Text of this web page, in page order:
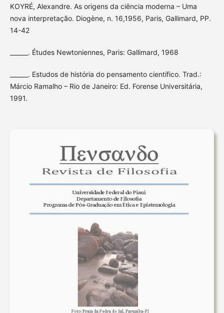
KOYRÉ, Alexandre. As origens da ciência moderna – Uma
nova interpretação. Diogène, n. 16,1956, Paris, Gallimard, PP.
14-42
______. Études Newtoniennes, Paris: Gallimard, 1968
______. Estudos de história do pensamento científico. Trad.:
Márcio Ramalho – Rio de Janeiro: Ed. Forense Universitária,
1991.